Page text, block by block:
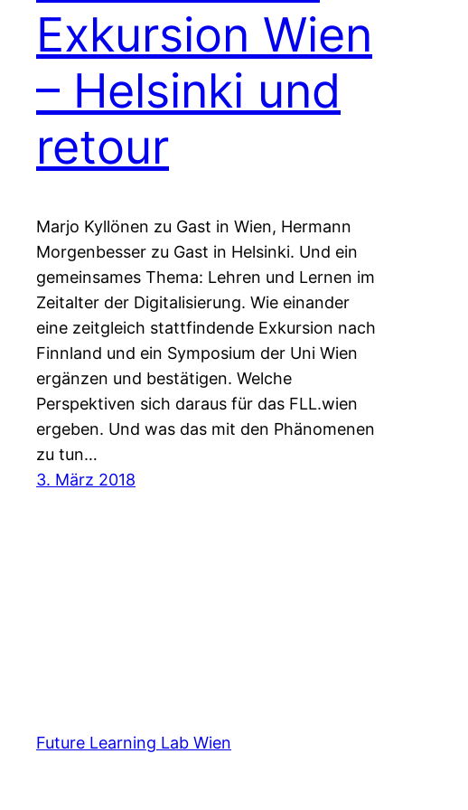
Exkursion Wien
– Helsinki und
retour
Marjo Kyllönen zu Gast in Wien, Hermann
Morgenbesser zu Gast in Helsinki. Und ein
gemeinsames Thema: Lehren und Lernen im
Zeitalter der Digitalisierung. Wie einander
eine zeitgleich stattfindende Exkursion nach
Finnland und ein Symposium der Uni Wien
ergänzen und bestätigen. Welche
Perspektiven sich daraus für das FLL.wien
ergeben. Und was das mit den Phänomenen
zu tun…
3. März 2018
Future Learning Lab Wien